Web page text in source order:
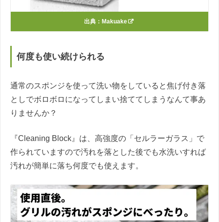
出典： Makuake
何度も使い続けられる
通常のスポンジを使って洗い物をしていると焦げ付き落
としでボロボロになってしまい捨ててしまうなんて事あ
りませんか？
『Cleaning Block』は、高強度の「セルラーガラス」で
作られていますので汚れを落とした後でも水洗いすれば
汚れが簡単に落ち何度でも使えます。